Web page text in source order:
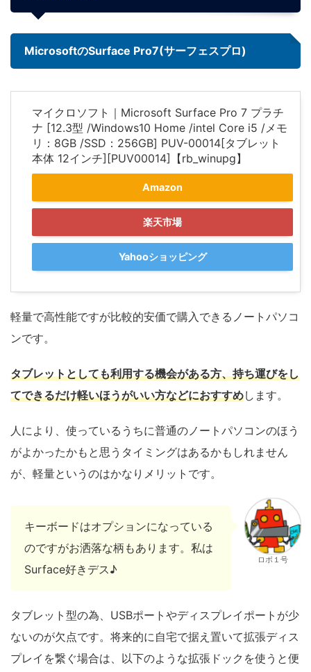
MicrosoftのSurface Pro7(サーフェスプロ)
マイクロソフト｜Microsoft Surface Pro 7 プラチ
ナ [12.3型 /Windows10 Home /intel Core i5 /メモ
リ：8GB /SSD：256GB] PUV-00014[タブレット
本体 12インチ][PUV00014]【rb_winupg】
Amazon
楽天市場
Yahooショッピング
軽量で高性能ですが比較的安価で購入できるノートパソコ
ンです。
タブレットとしても利用する機会がある方、持ち運びをし
てできるだけ軽いほうがいい方などにおすすめします。
人により、使っているうちに普通のノートパソコンのほう
がよかったかもと思うタイミングはあるかもしれません
が、軽量というのはかなりメリットです。
キーボードはオプションになっている
のですがお洒落な柄もあります。私は
Surface好きデス♪
ロボ１号
タブレット型の為、USBポートやディスプレイポートが少
ないのが欠点です。将来的に自宅で据え置いて拡張ディス
プレイを繋ぐ場合は、以下のような拡張ドックを使うと便